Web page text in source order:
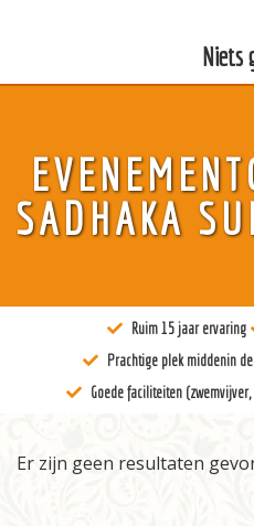
Kunst
Bewustzijn
Docenten
Verblijven
SADHAKA
Ruim 15 jaar ervaring
Prachtige plek middenin
Goede faciliteiten
Niets
Er zijn geen resultaten